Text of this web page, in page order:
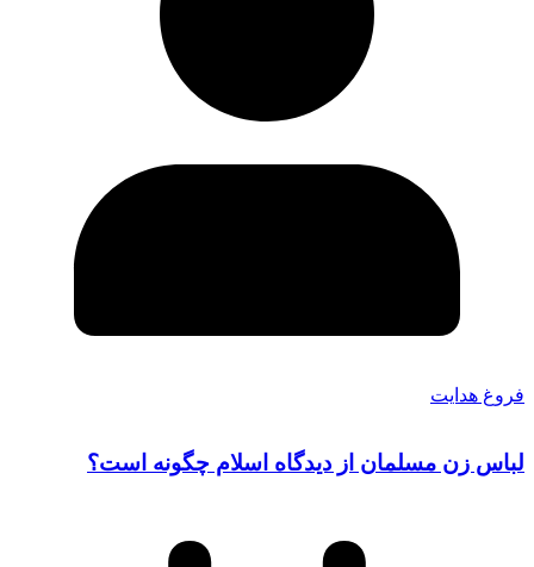
فروغ هدایت
لباس زن مسلمان از دیدگاه اسلام چگونه است؟